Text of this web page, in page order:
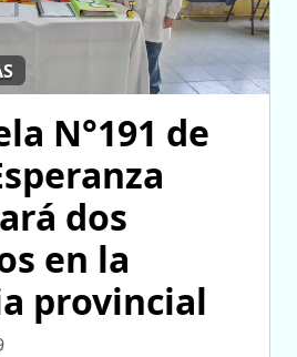
N°191 de
dos
en la
provincial